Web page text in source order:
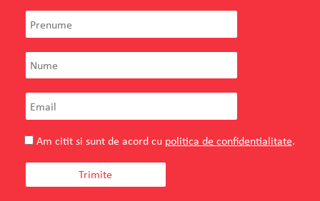
Am citit si sunt de acord cu politica de confidentialitate.